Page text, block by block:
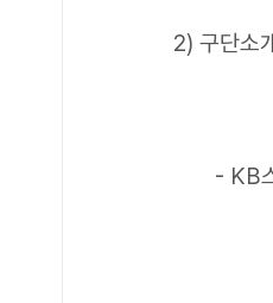
2) 구단소
- KB